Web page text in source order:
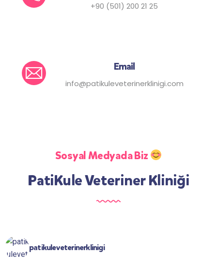
+90 (501) 200 21 25
Email
info@patikuleveterinerklinigi.com
Sosyal Medyada Biz
PatiKule Veteriner Kliniği
patikuleveterinerklinigi